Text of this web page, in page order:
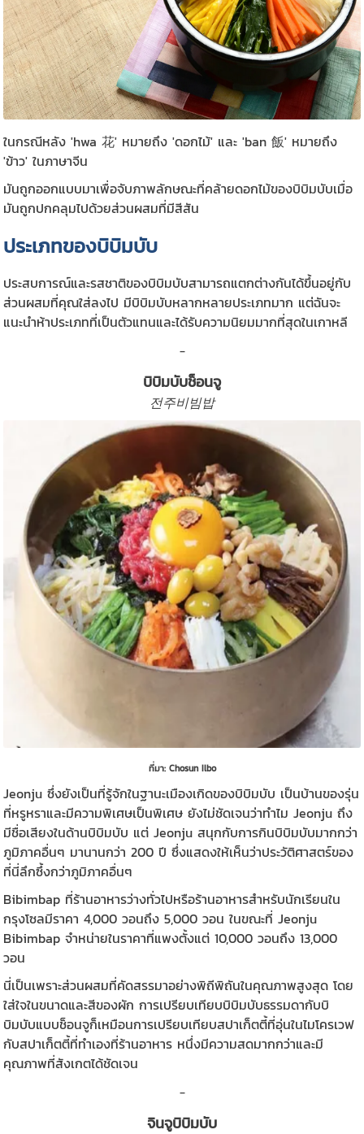
ในกรณีหลัง 'hwa 花' หมายถึง 'ดอกไม้' และ 'ban 飯' หมายถึง
'ข้าว' ในภาษาจีน
มันถูกออกแบบมาเพื่อจับภาพลักษณะที่คล้ายดอกไม้ของบิบิมบับเมื่อ
มันถูกปกคลุมไปด้วยส่วนผสมที่มีสีสัน
ประเภทของบิบิมบับ
ประสบการณ์และรสชาติของบิบิมบับสามารถแตกต่างกันได้ขึ้นอยู่กับ
ส่วนผสมที่คุณใส่ลงไป มีบิบิมบับหลากหลายประเภทมาก แต่ฉันจะ
แนะนำห้าประเภทที่เป็นตัวแทนและได้รับความนิยมมากที่สุดในเกาหลี
บิบิมบับช็อนจู
전주비빔밥
ที่มา: Chosun Ilbo
Jeonju ซึ่งยังเป็นที่รู้จักในฐานะเมืองเกิดของบิบิมบับ เป็นบ้านของรุ่น
ที่หรูหราและมีความพิเศษเป็นพิเศษ ยังไม่ชัดเจนว่าทำไม Jeonju ถึง
มีชื่อเสียงในด้านบิบิมบับ แต่ Jeonju สนุกกับการกินบิบิมบับมากกว่า
ภูมิภาคอื่นๆ มานานกว่า 200 ปี ซึ่งแสดงให้เห็นว่าประวัติศาสตร์ของ
ที่นี่ลึกซึ้งกว่าภูมิภาคอื่นๆ
Bibimbap ที่ร้านอาหารว่างทั่วไปหรือร้านอาหารสำหรับนักเรียนใน
กรุงโซลมีราคา 4,000 วอนถึง 5,000 วอน ในขณะที่ Jeonju
Bibimbap จำหน่ายในราคาที่แพงตั้งแต่ 10,000 วอนถึง 13,000
วอน
นี่เป็นเพราะส่วนผสมที่คัดสรรมาอย่างพิถีพิถันในคุณภาพสูงสุด โดย
ใส่ใจในขนาดและสีของผัก การเปรียบเทียบบิบิมบับธรรมดากับบิ
บิมบับแบบช็อนจูก็เหมือนการเปรียบเทียบสปาเก็ตตี้ที่อุ่นในไมโครเวฟ
กับสปาเก็ตตี้ที่ทำเองที่ร้านอาหาร หนึ่งมีความสดมากกว่าและมี
คุณภาพที่สังเกตได้ชัดเจน
จินจูบิบิมบับ